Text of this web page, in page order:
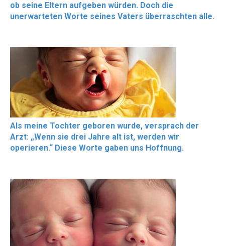
ob seine Eltern aufgeben würden. Doch die
unerwarteten Worte seines Vaters überraschten alle.
Als meine Tochter geboren wurde, versprach der
Arzt: „Wenn sie drei Jahre alt ist, werden wir
operieren.“ Diese Worte gaben uns Hoffnung.